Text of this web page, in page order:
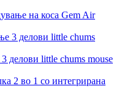
на коса Gem Air
делови little chums mouse